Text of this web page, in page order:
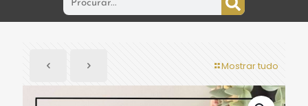
Mostrar tudo